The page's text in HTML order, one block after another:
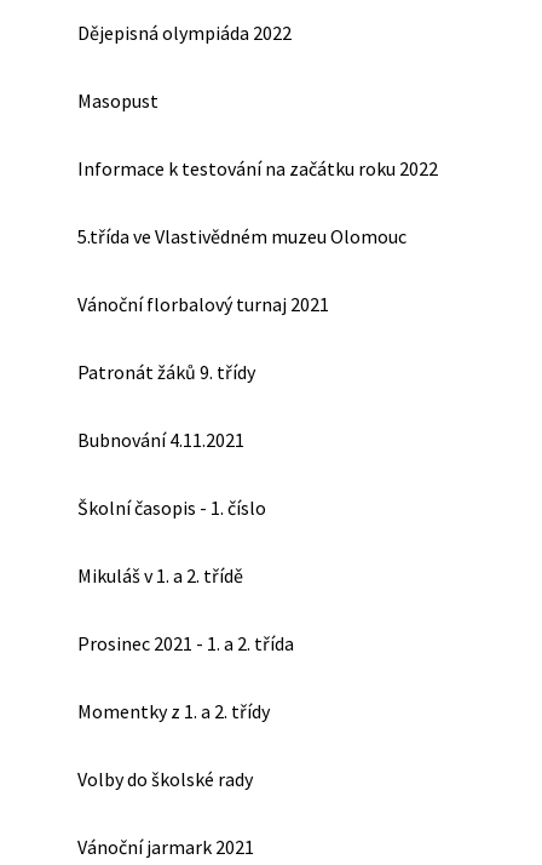
Dějepisná olympiáda 2022
Masopust
Informace k testování na začátku roku 2022
5.třída ve Vlastivědném muzeu Olomouc
Vánoční florbalový turnaj 2021
Patronát žáků 9. třídy
Bubnování 4.11.2021
Školní časopis - 1. číslo
Mikuláš v 1. a 2. třídě
Prosinec 2021 - 1. a 2. třída
Momentky z 1. a 2. třídy
Volby do školské rady
Vánoční jarmark 2021